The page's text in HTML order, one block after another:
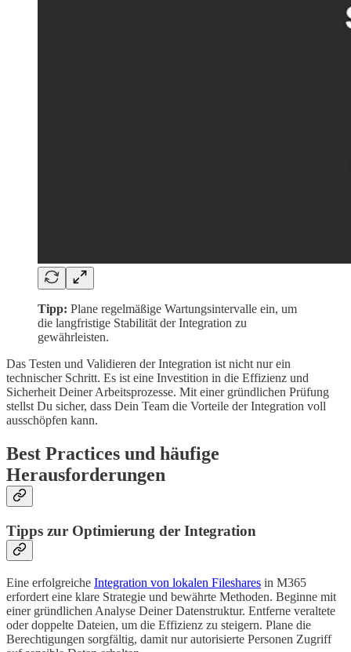
Tipp: Plane regelmäßige Wartungsintervalle ein, um
die langfristige Stabilität der Integration zu
gewährleisten.
Das Testen und Validieren der Integration ist nicht nur ein
technischer Schritt. Es ist eine Investition in die Effizienz und
Sicherheit Deiner Arbeitsprozesse. Mit einer gründlichen Prüfung
stellst Du sicher, dass Dein Team die Vorteile der Integration voll
ausschöpfen kann.
Best Practices und häufige
Herausforderungen
Tipps zur Optimierung der Integration
Eine erfolgreiche Integration von lokalen Fileshares in M365
erfordert eine klare Strategie und bewährte Methoden. Beginne mit
einer gründlichen Analyse Deiner Datenstruktur. Entferne veraltete
oder doppelte Dateien, um die Effizienz zu steigern. Plane die
Berechtigungen sorgfältig, damit nur autorisierte Personen Zugriff